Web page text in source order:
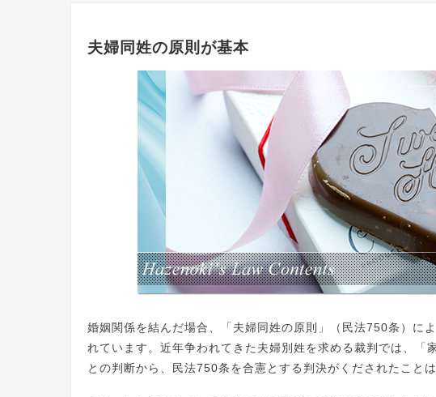
夫婦同姓の原則が基本
婚姻関係を結んだ場合、「夫婦同姓の原則」（民法750条）に
れています。近年争われてきた夫婦別姓を求める裁判では、「
との判断から、民法750条を合憲とする判決がくだされたこと